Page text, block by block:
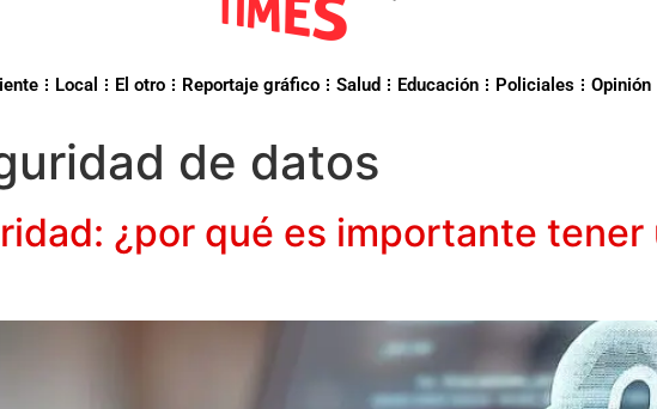
Local El otro Reportaje gráfico Salud Educación Policiales Opinión
de datos
¿por qué es importante